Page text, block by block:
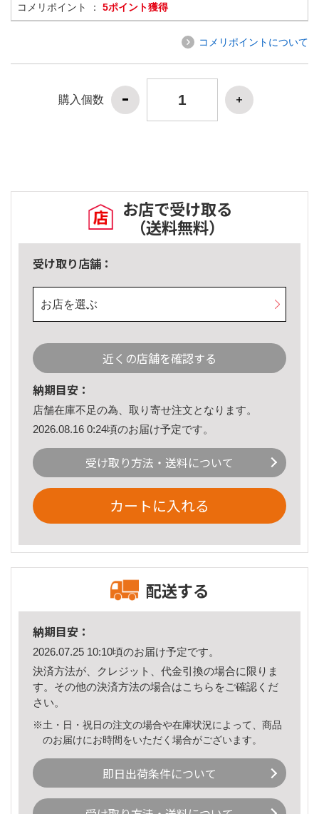
コメリポイント ： 5ポイント獲得
コメリポイントについて
購入個数
お店で受け取る
（送料無料）
受け取り店舗：
お店を選ぶ
近くの店舗を確認する
納期目安：
店舗在庫不足の為、取り寄せ注文となります。
2026.08.16 0:24頃のお届け予定です。
受け取り方法・送料について
カートに入れる
配送する
納期目安：
2026.07.25 10:10頃のお届け予定です。
決済方法が、クレジット、代金引換の場合に限りま
す。その他の決済方法の場合はこちら をご確認くだ
さい。
※土・日・祝日の注文の場合や在庫状況によって、商品
のお届けにお時間をいただく場合がございます。
即日出荷条件について